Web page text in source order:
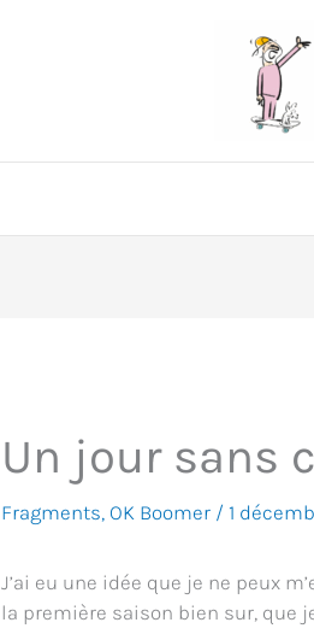
Un jour sans
Fragments, OK Boomer /1
J’ai eu une idée que je ne peux
la première saison bien sur, que